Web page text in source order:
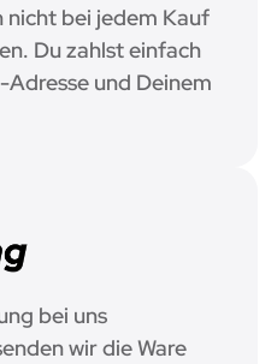
nicht bei jedem Kauf
Du zahlst einfach
und Deinem
bei uns
wir die Ware